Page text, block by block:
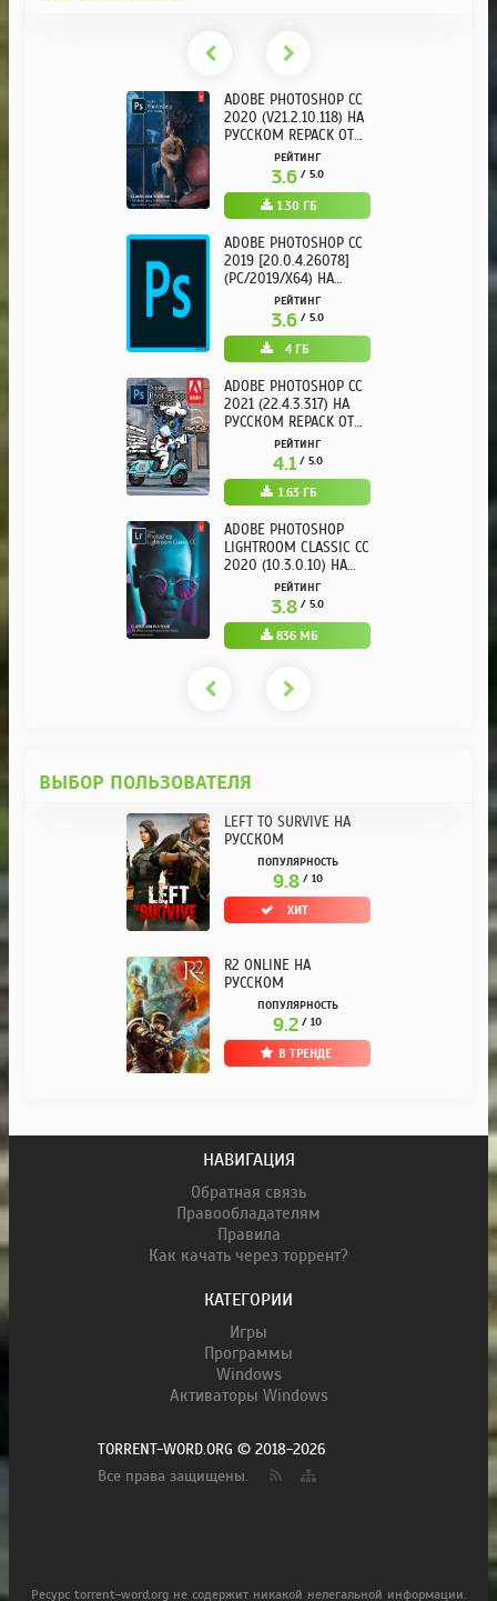
ADOBE PHOTOSHOP CC
2020 (V21.2.10.118) НА
РУССКОМ REPACK ОТ
KPOJIUKРЕЙТИНГ
3.6/ 5.0
1.30 ГБ
ADOBE PHOTOSHOP CC
2019 [20.0.4.26078]
(PC/2019/X64) НА
РУССКОМРЕЙТИНГ
3.6/ 5.0
4 ГБ
ADOBE PHOTOSHOP CC
2021 (22.4.3.317) НА
РУССКОМ REPACK ОТ
KPOJIUKРЕЙТИНГ
4.1 / 5.0
1.63 ГБ
ADOBE PHOTOSHOP
LIGHTROOM CLASSIC CC
2020 (10.3.0.10) НА
РУССКОМ REPACK ОТ
KPOJIUK
РЕЙТИНГ
3.8 / 5.0
836 МБ
ВЫБОР ПОЛЬЗОВАТЕЛЯ
LEFT TO SURVIVE НА
РУССКОМ
ПОПУЛЯРНОСТЬ
9.8 / 10
ХИТ
R2 ONLINE НА
РУССКОМ
ПОПУЛЯРНОСТЬ
9.2 / 10
В ТРЕНДЕ
НАВИГАЦИЯ
Обратная связь
Правообладателям
Правила
Как качать через торрент?
КАТЕГОРИИ
Игры
Программы
Windows
Активаторы Windows
TORRENT-WORD.ORG © 2018-2026
Все права защищены.
Ресурс torrent-word.org не содержит никакой нелегальной информации.